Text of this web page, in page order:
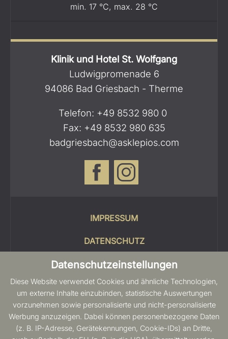
Datenschutzeinstellungen
Diese Website verwendet Cookies und ähnliche Technologien,
um externe Inhalte einzubinden, statistische Auswertungen
vorzunehmen sowie personalisierte und nicht-personalisierte
Werbung anzuzeigen. Dabei können personenbezogene Daten
(z. B. IP-Adresse, Gerätekennungen, Cookie-IDs) an Dritte,
min. 17 °C, max. 28 °C
Klinik und Hotel St. Wolfgang
Ludwigpromenade 6
94086 Bad Griesbach - Therme
Telefon: +49 8532 980 0
Fax: +49 8532 980 635
badgriesbach@asklepios.com
IMPRESSUM
DATENSCHUTZ
COOKIES
SITEMAP
BARRIEREFREIHEIT